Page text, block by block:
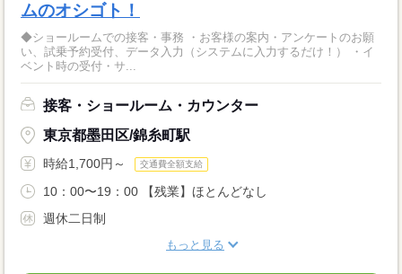
ムのオシゴト！
◆ショールームでの接客・事務 ・お客様の案内・アンケートのお願
い、試乗予約受付、データ入力（システムに入力するだけ！） ・イ
ベント時の受付・サ...
接客・ショールーム・カウンター
東京都墨田区/錦糸町駅
時給1,700円～ 交通費全額支給
10：00〜19：00 【残業】ほとんどなし
週休二日制
もっと見る